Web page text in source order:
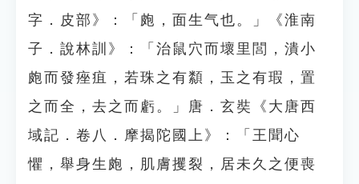
字．皮部》：「皰，面生气也。」《淮南
子．說林訓》：「治鼠穴而壞里閭，潰小
皰而發痤疽，若珠之有纇，玉之有瑕，置
之而全，去之而虧。」唐．玄奘《大唐西
域記．卷八．摩揭陀國上》：「王聞心
懼，舉身生皰，肌膚攫裂，居未久之便喪